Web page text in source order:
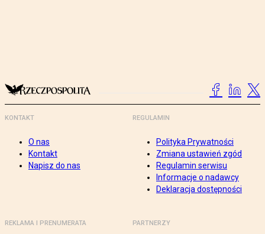
KONTAKT
O nas
Kontakt
Napisz do nas
REGULAMIN
Polityka Prywatności
Zmiana ustawień zgód
Regulamin serwisu
Informacje o nadawcy
Deklaracja dostępności
REKLAMA I PRENUMERATA PARTNERZY